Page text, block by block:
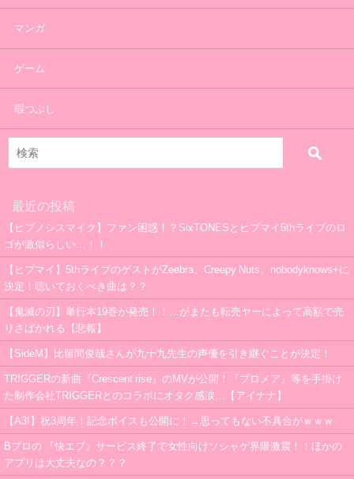
マンガ
ゲーム
暇つぶし
最近の投稿
【ヒプノシスマイク】ファン困惑！？SixTONESとヒプマイ5thライブのロ
ゴが激似らしい…！！
【ヒプマイ】5thライブのゲストがZeebra、Creepy Nuts、nobodyknows+に
決定！聴いておくべき曲は？？
【鬼滅の刃】単行本19巻が発売！！…がまたも転売ヤーによって高額で売
りさばかれる【悲報】
【SideM】比留間俊哉さんが九十九先生の声優を引き継ぐことが決定！
TRIGGERの新曲『Crescent rise』のMVが公開！『プロメア』等を手掛け
た制作会社TRIGGERとのコラボにオタク感涙…【アイナナ】
【A3!】祝3周年！記念ボイスも公開に！→思ってもない不具合がｗｗｗ
Bプロの 『快エブ』サービス終了で女性向けソシャゲ界隈激震！！ほかの
アプリは大丈夫なの？？？